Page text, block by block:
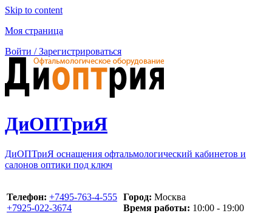
Skip to content
Моя страница
Войти / Зарегистрироваться
ДиОПТриЯ
ДиОПТриЯ оснащения офтальмологический кабинетов и
салонов оптики под ключ
Телефон: ‪+7495-763-4-555‬
‪+7925-022-3674‬
Город: Москва
Время работы: 10:00 - 19:00